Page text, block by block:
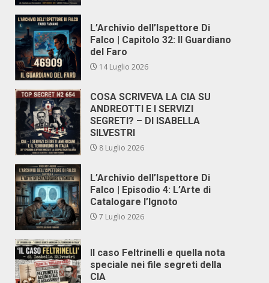
L’Archivio dell’Ispettore Di
Falco | Capitolo 32: Il Guardiano
del Faro
14 Luglio 2026
COSA SCRIVEVA LA CIA SU
ANDREOTTI E I SERVIZI
SEGRETI? – DI ISABELLA
SILVESTRI
8 Luglio 2026
L’Archivio dell’Ispettore Di
Falco | Episodio 4: L’Arte di
Catalogare l’Ignoto
7 Luglio 2026
Il caso Feltrinelli e quella nota
speciale nei file segreti della
CIA